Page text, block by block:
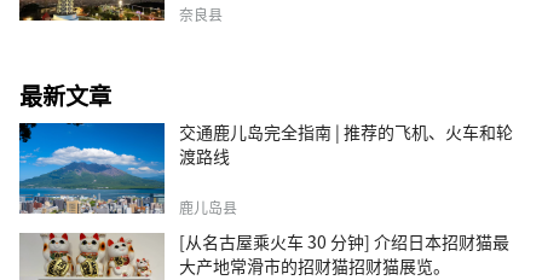
奈良县
最新文章
交通鹿儿岛完全指南 | 推荐的飞机、火车和轮
渡路线
鹿儿岛县
[从名古屋乘火车 30 分钟] 介绍日本招财猫最
大产地常滑市的招财猫招财猫展览。